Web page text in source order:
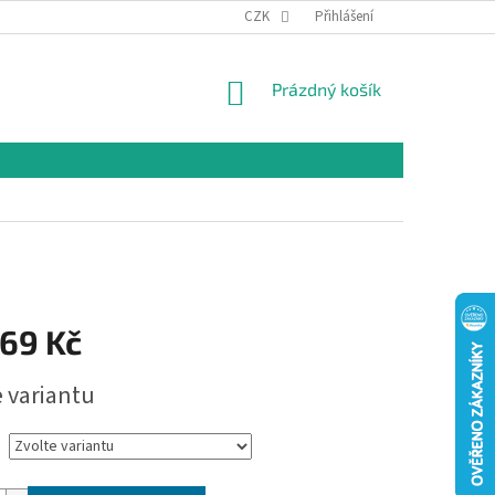
CZK Přihlášení
NÁKUPNÍ
Prázdný košík
Kč
variantu